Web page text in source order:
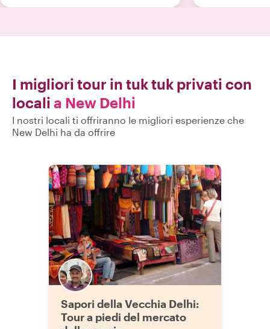
per il nostro prossimo viaggio in
I migliori tour in tuk tuk privati con
locali a New Delhi
I nostri locali ti offriranno le migliori esperienze che
New Delhi ha da offrire
Sapori della Vecchia Delhi:
Tour a piedi del mercato